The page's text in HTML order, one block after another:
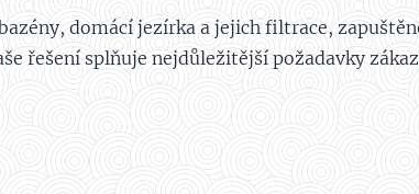
domácí jezírka a jejich filtrace,
řešení splňuje nejdůležitější požadavky